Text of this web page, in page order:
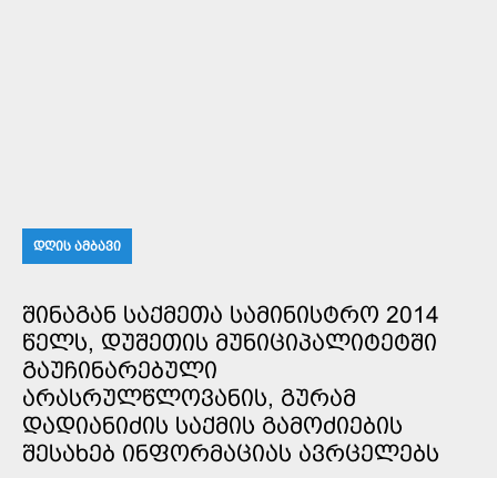
ᲓᲦᲘᲡ ᲐᲛᲑᲐᲕᲘ
ᲨᲘᲜᲐᲒᲐᲜ ᲡᲐᲥᲛᲔᲗᲐ ᲡᲐᲛᲘᲜᲘᲡᲢᲠᲝ 2014
ᲬᲔᲚᲡ, ᲓᲣᲨᲔᲗᲘᲡ ᲛᲣᲜᲘᲪᲘᲞᲐᲚᲘᲢᲔᲢᲨᲘ
ᲒᲐᲣᲩᲘᲜᲐᲠᲔᲑᲣᲚᲘ
ᲐᲠᲐᲡᲠᲣᲚᲬᲚᲝᲕᲐᲜᲘᲡ, ᲒᲣᲠᲐᲛ
ᲓᲐᲓᲘᲐᲜᲘᲫᲘᲡ ᲡᲐᲥᲛᲘᲡ ᲒᲐᲛᲝᲫᲘᲔᲑᲘᲡ
ᲨᲔᲡᲐᲮᲔᲑ ᲘᲜᲤᲝᲠᲛᲐᲪᲘᲐᲡ ᲐᲕᲠᲪᲔᲚᲔᲑᲡ